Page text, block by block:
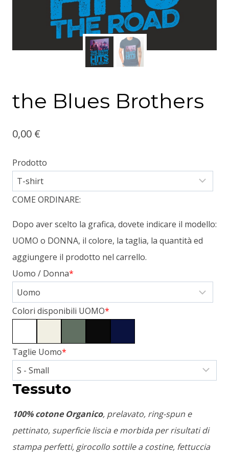
the Blues Brothers
0,00 €
Prodotto
COME ORDINARE:
Dopo aver scelto la grafica, dovete indicare il modello:
UOMO o DONNA, il colore, la taglia, la quantità ed
aggiungere il prodotto nel carrello.
*
Uomo / Donna
*
Colori disponibili UOMO
*
Taglie Uomo
Tessuto
100% cotone Organico, prelavato, ring-spun e
pettinato, superficie liscia e morbida per risultati di
stampa perfetti, girocollo sottile a costine, fettuccia